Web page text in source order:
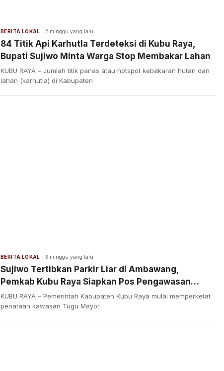
BERITA LOKAL 2 minggu yang lalu
84 Titik Api Karhutla Terdeteksi di Kubu Raya,
Bupati Sujiwo Minta Warga Stop Membakar Lahan
KUBU RAYA – Jumlah titik panas atau hotspot kebakaran hutan dan
lahan (karhutla) di Kabupaten
BERITA LOKAL 3 minggu yang lalu
Sujiwo Tertibkan Parkir Liar di Ambawang,
Pemkab Kubu Raya Siapkan Pos Pengawasan
Permanen
KUBU RAYA – Pemerintah Kabupaten Kubu Raya mulai memperketat
penataan kawasan Tugu Mayor